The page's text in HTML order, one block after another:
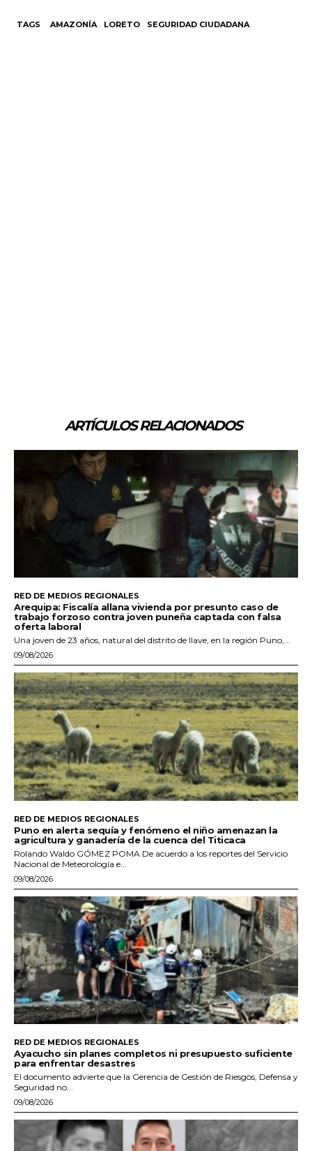
TAGS AMAZONÍA LORETO SEGURIDAD CIUDADANA
ARTÍCULOS RELACIONADOS
RED DE MEDIOS REGIONALES
Arequipa: Fiscalía allana vivienda por presunto caso de
trabajo forzoso contra joven puneña captada con falsa
oferta laboral
Una joven de 23 años, natural del distrito de Ilave, en la región Puno,...
09/08/2026
RED DE MEDIOS REGIONALES
Puno en alerta sequía y fenómeno el niño amenazan la
agricultura y ganadería de la cuenca del Titicaca
Rolando Waldo GÓMEZ POMA De acuerdo a los reportes del Servicio
Nacional de Meteorología e...
09/08/2026
RED DE MEDIOS REGIONALES
Ayacucho sin planes completos ni presupuesto suficiente
para enfrentar desastres
El documento advierte que la Gerencia de Gestión de Riesgos, Defensa y
Seguridad no...
09/08/2026